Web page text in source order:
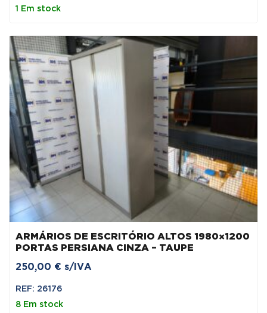
1 Em stock
ARMÁRIOS DE ESCRITÓRIO ALTOS 1980×1200
PORTAS PERSIANA CINZA – TAUPE
250,00 € s/IVA
REF: 26176
8 Em stock